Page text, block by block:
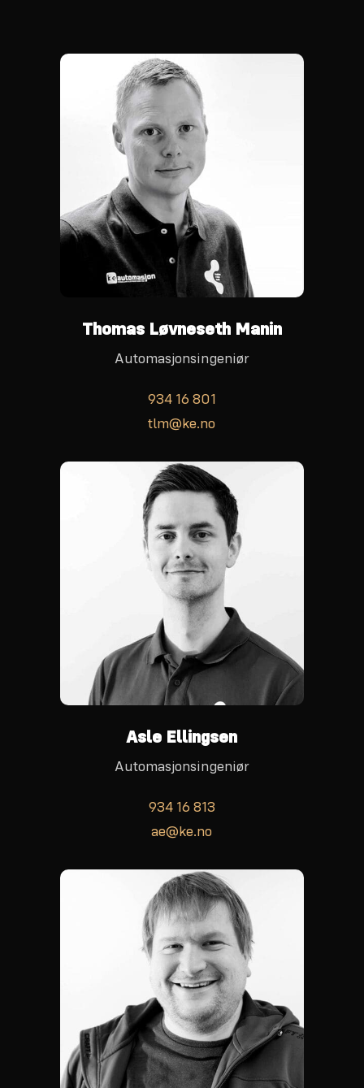
Thomas Løvneseth Manin
Automasjonsingeniør
934 16 801
tlm@ke.no
Asle Ellingsen
Automasjonsingeniør
934 16 813
ae@ke.no